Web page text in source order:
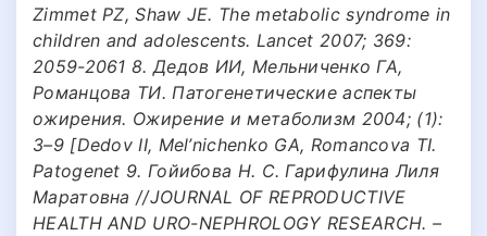
Zimmet PZ, Shaw JE. The metabolic syndrome in
children and adolescents. Lancet 2007; 369:
2059-2061 8. Дедов ИИ, Мельниченко ГА,
Романцова ТИ. Патогенетические аспекты
ожирения. Ожирение и метаболизм 2004; (1):
3–9 [Dedov II, Mel’nichenko GA, Romancova TI.
Patogenet 9. Гойибова Н. С. Гарифулина Лиля
Маратовна //JOURNAL OF REPRODUCTIVE
HEALTH AND URO-NEPHROLOGY RESEARCH. –